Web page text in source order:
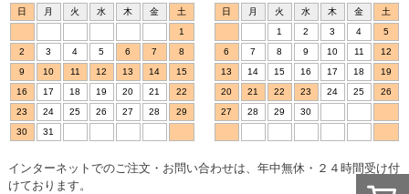
日
月 火 水 木 金
土
1
2
3 4 5 6 7
8
9
10 11 12 13 14
15
16
17 18 19 20 21
22
23
24 25 26 27 28
29
30
31
日
月 火 水 木 金
土
1
2 3 4
5
6
7 8 9 10 11
12
13
14 15 16 17 18
19
20
21 22 23 24 25
26
27
28 29 30
インターネットでのご注文・お問い合わせは、年中無休・２４時間受け付
けております。